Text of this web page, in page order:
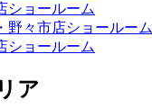
ショールーム
野々市店ショールーム
ショールーム
ア